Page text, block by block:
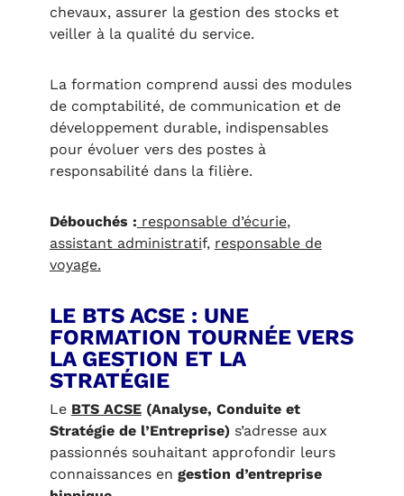
chevaux, assurer la gestion des stocks et
veiller à la qualité du service.
La formation comprend aussi des modules
de comptabilité, de communication et de
développement durable, indispensables
pour évoluer vers des postes à
responsabilité dans la filière.
Débouchés : responsable d’écurie,
assistant administratif, responsable de
voyage.
LE BTS ACSE : UNE
FORMATION TOURNÉE VERS
LA GESTION ET LA
STRATÉGIE
Le BTS ACSE(Analyse, Conduite et
Stratégie de l’Entreprise)s’adresse aux
passionnés souhaitant approfondir leurs
connaissances en gestion d’entreprise